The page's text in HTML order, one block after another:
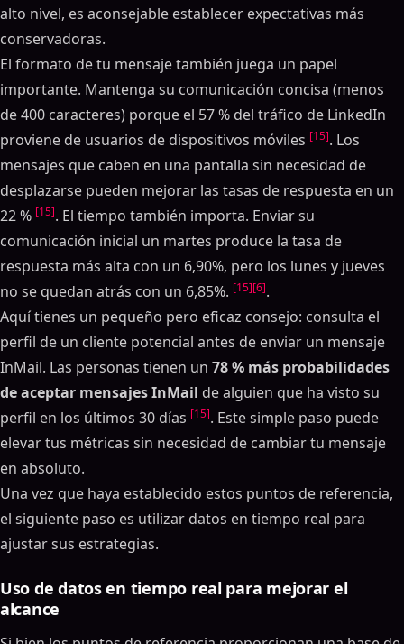
alto nivel, es aconsejable establecer expectativas más
conservadoras.
El formato de tu mensaje también juega un papel
importante. Mantenga su comunicación concisa (menos
de 400 caracteres) porque el 57 % del tráfico de LinkedIn
proviene de usuarios de dispositivos móviles [15]. Los
mensajes que caben en una pantalla sin necesidad de
desplazarse pueden mejorar las tasas de respuesta en un
22 % [15]. El tiempo también importa. Enviar su
comunicación inicial un martes produce la tasa de
respuesta más alta con un 6,90%, pero los lunes y jueves
no se quedan atrás con un 6,85%. [15][6].
Aquí tienes un pequeño pero eficaz consejo: consulta el
perfil de un cliente potencial antes de enviar un mensaje
InMail. Las personas tienen un 78 % más probabilidades
de aceptar mensajes InMail de alguien que ha visto su
perfil en los últimos 30 días [15]. Este simple paso puede
elevar tus métricas sin necesidad de cambiar tu mensaje
en absoluto.
Una vez que haya establecido estos puntos de referencia,
el siguiente paso es utilizar datos en tiempo real para
ajustar sus estrategias.
Uso de datos en tiempo real para mejorar el
alcance